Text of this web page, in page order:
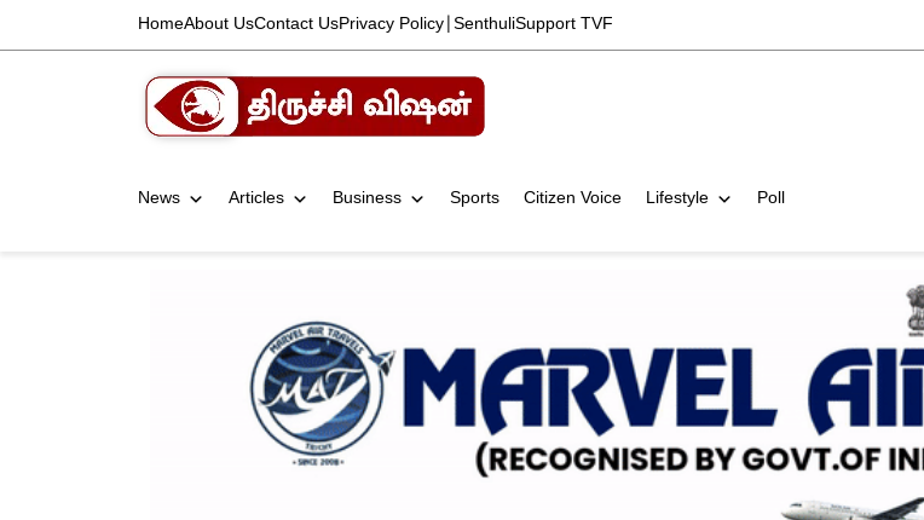
HomeAbout UsContact UsPrivacy Policy SenthuliSupport TVF
News Articles Business Sports Citizen Voice Lifestyle Poll